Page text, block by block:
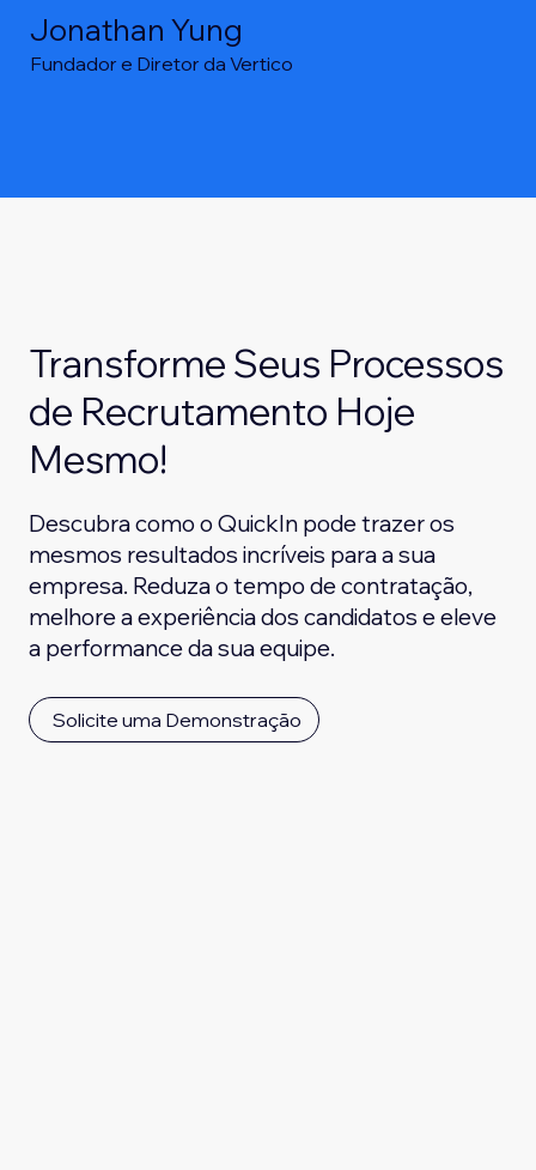
Jonathan Yung
Fundador e Diretor da Vertico
Transforme Seus Processos
de Recrutamento Hoje
Mesmo!
Descubra como o QuickIn pode trazer os
mesmos resultados incríveis para a sua
empresa. Reduza o tempo de contratação,
melhore a experiência dos candidatos e eleve
a performance da sua equipe.
Solicite uma Demonstração